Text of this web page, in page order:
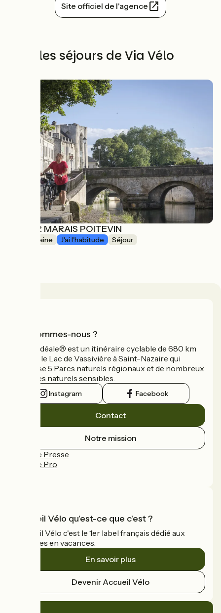
Site officiel de l'agence
Tous les séjours de Via Vélo
SEJOUR MARAIS POITEVIN
1 semaine J'ai l'habitude Séjour
Qui sommes-nous ?
La Vélidéale® est un itinéraire cyclable de 680 km
reliant le Lac de Vassivière à Saint-Nazaire qui
traverse 5 Parcs naturels régionaux et de nombreux
espaces naturels sensibles.
Instagram Facebook
Contact
Notre mission
Espace Presse
Espace Pro
Accueil Vélo qu'est-ce que c'est ?
Accueil Vélo c'est le 1er label français dédié aux
cyclistes en vacances.
En savoir plus
Devenir Accueil Vélo